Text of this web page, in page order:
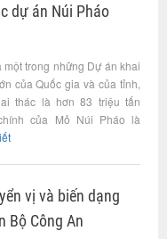
dự án Núi Pháo
trong những Dự án khai
của Quốc gia và của tỉnh,
thác là hơn 83 triệu tấn
của Mỏ Núi Pháo là
vị và biến dạng
Bộ Công An